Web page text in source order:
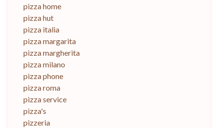
pizza home
pizza hut
pizza italia
pizza margarita
pizza margherita
pizza milano
pizza phone
pizza roma
pizza service
pizza's
pizzeria